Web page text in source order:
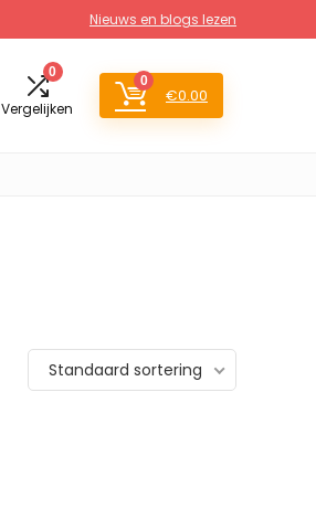
Nieuws en blogs lezen
0
Vergelijken
0
€0.00
Standaard sortering